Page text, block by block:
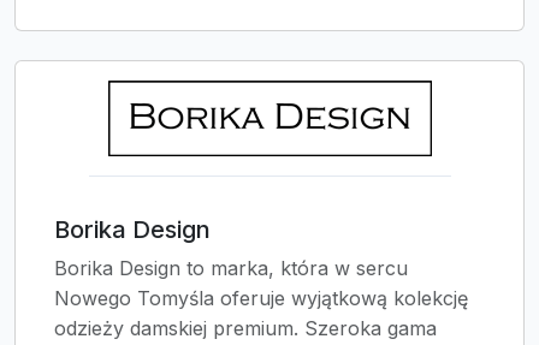
Borika Design
Borika Design to marka, która w sercu
Nowego Tomyśla oferuje wyjątkową kolekcję
odzieży damskiej premium. Szeroka gama